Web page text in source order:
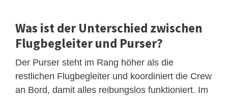
Was ist der Unterschied zwischen
Flugbegleiter und Purser?
Der Purser steht im Rang höher als die
restlichen Flugbegleiter und koordiniert die Crew
an Bord, damit alles reibungslos funktioniert. Im